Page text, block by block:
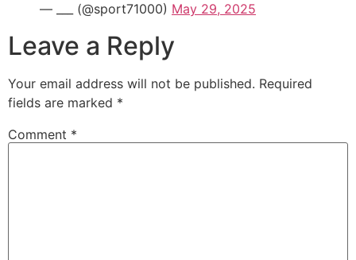
— ___ (@sport71000) May 29, 2025
Leave a Reply
Your email address will not be published. Required
fields are marked *
Comment *